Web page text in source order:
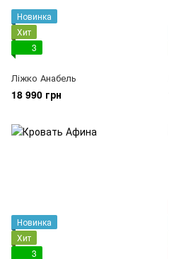
Новинка
Хит
3
Ліжко Анабель
18 990 грн
Новинка
Хит
3